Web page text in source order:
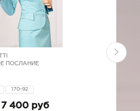
ПОСЛАНИЕ
170-92
7 400 руб